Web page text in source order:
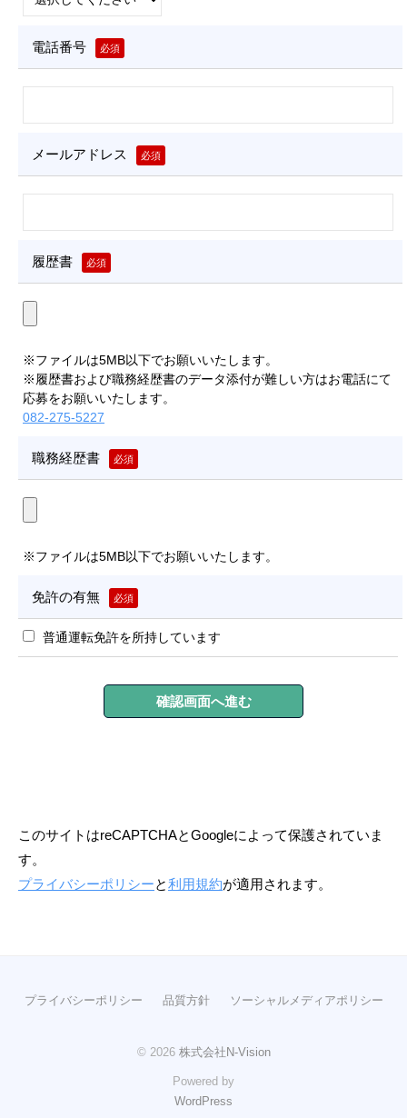
V
n
電話番号 必須
メールアドレス 必須
履歴書 必須
※ファイルは5MB以下でお願いいたします。
※履歴書および職務経歴書のデータ添付が難しい方はお電話にて
応募をお願いいたします。
082-275-5227
職務経歴書 必須
※ファイルは5MB以下でお願いいたします。
免許の有無 必須
普通運転免許を所持しています
このサイトはreCAPTCHAとGoogleによって保護されていま
す。
プライバシーポリシーと利用規約が適用されます。
プライバシーポリシー 品質方針 ソーシャルメディアポリシー
© 2026 株式会社N-Vision
Powered by
WordPress